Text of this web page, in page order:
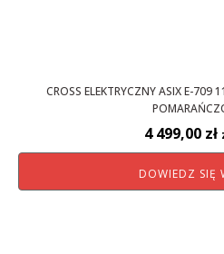
CROSS ELEKTRYCZNY ASIX E-709
4 499,00 zł
DOWIEDZ SIĘ